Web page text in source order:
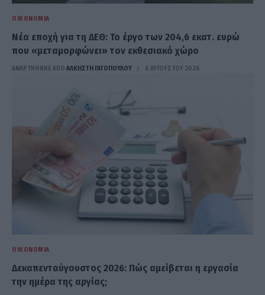
ΟΙΚΟΝΟΜΊΑ
Νέα εποχή για τη ΔΕΘ: Το έργο των 204,6 εκατ. ευρώ
που «μεταμορφώνει» τον εκθεσιακό χώρο
ΑΝΑΡΤΗΘΗΚΕ ΑΠΟ ΆΛΚΗΣΤΗ ΓΑΤΟΠΟΎΛΟΥ 6 ΑΥΓΟΎΣΤΟΥ 2026
ΟΙΚΟΝΟΜΊΑ
Δεκαπενταύγουστος 2026: Πώς αμείβεται η εργασία
την ημέρα της αργίας;